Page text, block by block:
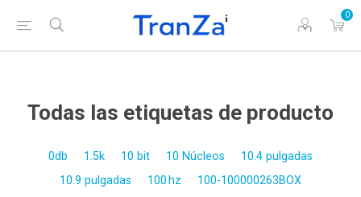
0
Todas las etiquetas de producto
0db 1.5k 10 bit 10 Núcleos
10.4 pulgadas
10.9 pulgadas
100 hz
100-100000263BOX